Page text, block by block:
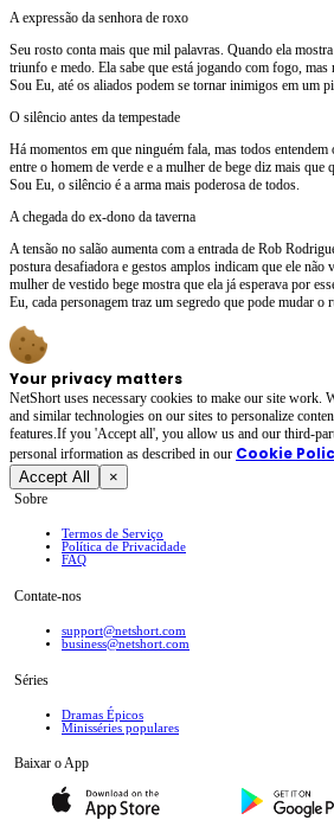
A expressão da senhora de roxo
Seu rosto conta mais que mil palavras. Quando ela
triunfo e medo. Ela sabe que está jogando com fogo,
Sou Eu, até os aliados podem se tornar inimigos em um
O silêncio antes da tempestade
Há momentos em que ninguém fala, mas todos entendem
entre o homem de verde e a mulher de bege diz mais
Sou Eu, o silêncio é a arma mais poderosa de todos.
A chegada do ex-dono da taverna
A tensão no salão aumenta com a entrada de Rob
postura desafiadora e gestos amplos indicam que ele não
mulher de vestido bege mostra que ela já esperava por
Eu, cada personagem traz um segredo que pode mudar o
Your privacy matters
NetShort uses necessary cookies to make our site work.
and similar technologies on our sites to personalize
features.If you 'Accept all', you allow us and our third-
personal irformation as described in our Cookie
Accept All ×
Sobre
Termos de Serviço
Política de Privacidade
FAQ
Contate-nos
support@netshort.com
business@netshort.com
Séries
Dramas Épicos
Minisséries populares
Baixar o App